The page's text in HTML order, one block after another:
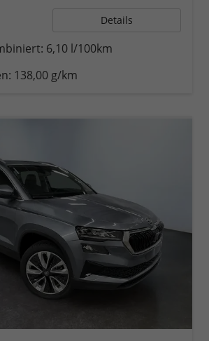
Details
6,10 l/100km
138,00 g/km